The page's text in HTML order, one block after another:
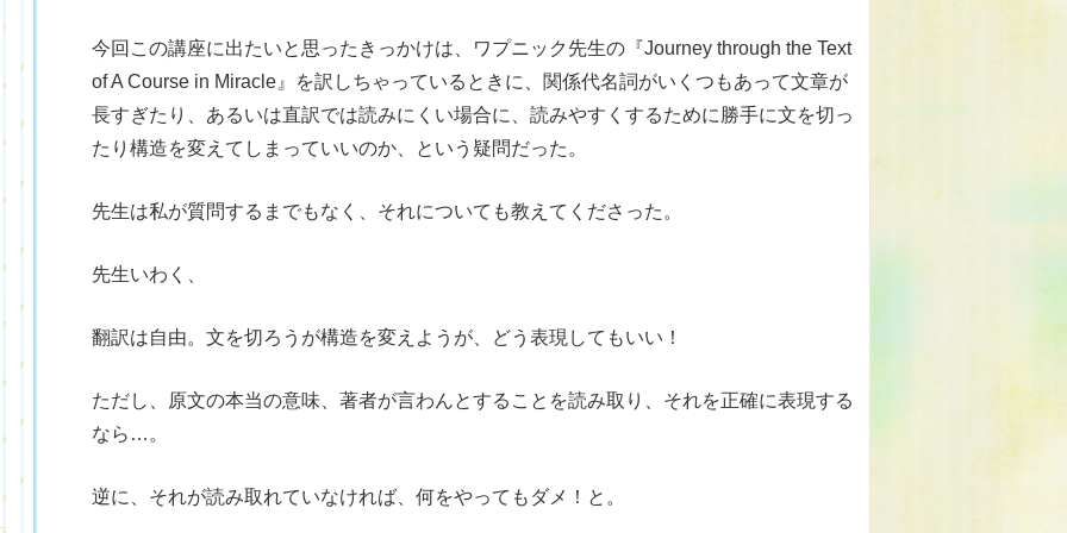
今回この講座に出たいと思ったきっかけは、ワプニック先生の『Journey through the Text
of A Course in Miracle』を訳しちゃっているときに、関係代名詞がいくつもあって文章が
長すぎたり、あるいは直訳では読みにくい場合に、読みやすくするために勝手に文を切っ
たり構造を変えてしまっていいのか、という疑問だった。
先生は私が質問するまでもなく、それについても教えてくださった。
先生いわく、
翻訳は自由。文を切ろうが構造を変えようが、どう表現してもいい！
ただし、原文の本当の意味、著者が言わんとすることを読み取り、それを正確に表現する
なら…。
逆に、それが読み取れていなければ、何をやってもダメ！と。